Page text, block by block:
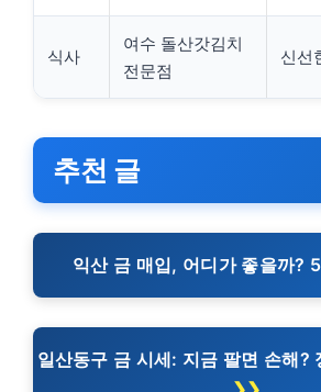
식사
여수 돌산갓김치
전문점
신선
추천 글
익산 금 매입, 어디가 좋을까?
일산동구 금 시세: 지금 팔면 손해?